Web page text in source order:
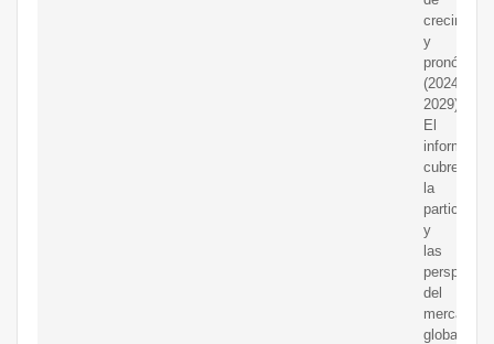
y
(2024-
2029)
El
informe
cubre
la
y
las
del
mercado
global